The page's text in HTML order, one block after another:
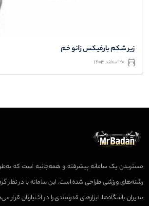
زیر شکم بارفیکس زانو خم
20 اسفند 1403
مستربدن یک سامانه پیشرفته و همه‌جانبه است که
رشته‌های ورزشی طراحی شده است. این سامانه با در نظر
مدیران باشگاه‌ها، ابزارهای قدرتمندی را در اختیارتان قرار